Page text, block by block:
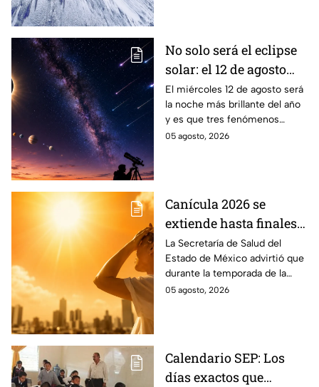
No solo será el eclipse
solar: el 12 de agosto
ocurrirán tres
fenómenos
astronómicos que
México sí podrá ver
El miércoles 12 de agosto será
la noche más brillante del año
y es que tres fenómenos
astronómicos ocurrirán el
05 agosto, 2026
Canícula 2026 se
extiende hasta finales
de agosto: estas son las
enfermedades más
comunes de la
temporada
La Secretaría de Salud del
Estado de México advirtió que
durante la temporada de la
canícula 2026 suelen aumentar
05 agosto, 2026
Calendario SEP: Los
días exactos que